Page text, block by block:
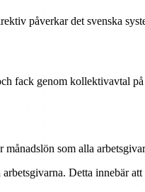
påverkar det svenska
fack genom kollektivavtal
som alla
Detta innebär